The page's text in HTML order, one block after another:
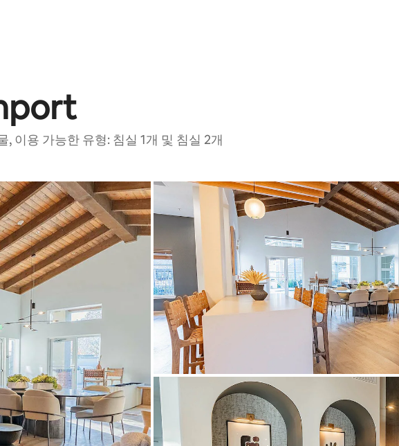
이용 가능한 유형: 침실 1개 및 침실 2개